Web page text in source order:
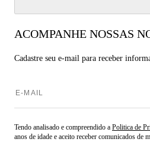
ACOMPANHE NOSSAS
Cadastre seu e-mail para receber
Tendo analisado e compreendido a Politica de
anos de idade e aceito receber comunicados